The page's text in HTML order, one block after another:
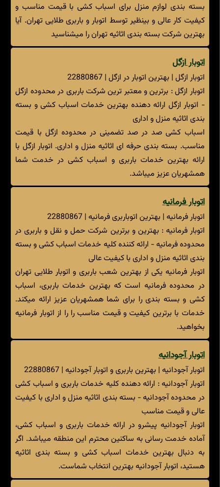
بسته بندی لوازم منزل برای اسباب کشی با قیمت مناسب و
کیفیت کار عالی و بینظیر توسط اتوبار و باربری طلایی تهران. آیا
بهترین شرکت بسته بندی اثاثیه تهران را میشناسید
اتوبار ازگل
اتوبار ازگل | بهترین اتوبار در ازگل | 22880867
اتوبار ازگل : برترین و معتبر ترین شرکت باربری در محدوده ازگل
- اتوبار ازگل ارائه دهنده بهترین خدمات اسباب کشی و بسته
بندی اثاثیه منزل و اداری
اسباب کشی صد در صد تضمینی در محدوده ازگل با قیمت
مناسب. بسته بندی حرفه ای اثاثیه منزل و اداری. اتوبار ازگل با
ارائه بهترین خدمات باربری و اسباب کشی در خدمت شما
همشهریان عزیز میباشد.
اتوبار فرمانیه
اتوبار فرمانیه | بهترین اتوباربری فرمانیه | 22880867
اتوبار فرمانیه : بهترین و برترین شرکت حمل و نقل و باربری در
محدوده فرمانیه - ارائه کننده کلیه خدمات اسباب کشی و بسته
بندی اثاثیه منزل و اداری با کیفیت عالی
اتوبار فرمانیه یکی از بهترین شعب باربری و اتوبار طلایی تهران
در محدوده فرمانیه است که بهترین خدمات باربری، اسباب
کشی و بسته بندی را برای شما همشهریان عزیز ارائه میکند.
خدمات با برترین کیفیت و قیمت مناسب را را از اتوبار فرمانیه
بخواهید.
اتوبار آجودانیه
اتوبار آجودانیه | بهترین باربری و اتوبار آجودانیه | 22880867
اتوبار آجودانیه : ارائه دهنده کلیه خدمات باربری و اسباب کشی
در محدوده آجودانیه - بسته بندی اثاثیه منزل و اداری با کیفیت
عالی و قیمت مناسب
اتوبار آجودانیه پیشرو در ارائه خدمات باربری و اسباب کشی،
آماده خدمت رسانی به ساکنین محترم این منطقه میباشد. اگر
به دنبال بهترین خدمات اسباب کشی و بسته بندی اثاثیه
هستید، اتوبار آجودانیه بهترین انتخاب شماست.